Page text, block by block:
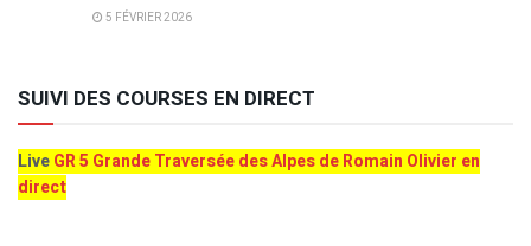
5 FÉVRIER 2026
SUIVI DES COURSES EN DIRECT
LiveGR 5 Grande Traversée des Alpes de Romain Olivier en
direct